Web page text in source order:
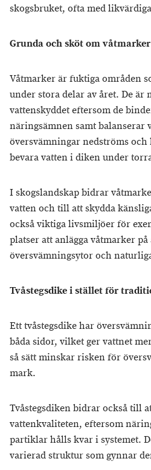
skogsbruket, ofta med
Grunda och sköt om våtmarker
Våtmarker är fuktiga områden
under stora delar av året. De är
vattenskyddet eftersom de
näringsämnen samt balanserar
översvämningar nedströms
bevara vatten i diken under
I skogslandskap bidrar
vatten och till att skydda
också viktiga livsmiljöer för
platser att anlägga våtmarker
översvämningsytor och
Tvåstegsdike i stället för
Ett tvåstegsdike har
båda sidor, vilket ger vattnet
så sätt minskar risken för
mark.
Tvåstegsdiken bidrar också till
vattenkvaliteten, eftersom
partiklar hålls kvar i systemet.
varierad struktur som gynnar